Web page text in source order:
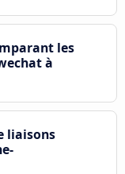
les
à
liaisons